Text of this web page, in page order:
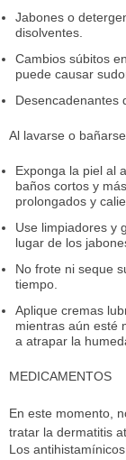
Jabones o
disolventes.
Cambios súbitos
puede causar
Desencadenantes
Al lavarse o
Exponga la piel al
baños cortos y
prolongados y
Use limpiadores y
lugar de los
No frote ni seque
tiempo.
Aplique cremas
mientras aún esté
a atrapar la
MEDICAMENTOS
En este momento,
tratar la dermatitis
Los